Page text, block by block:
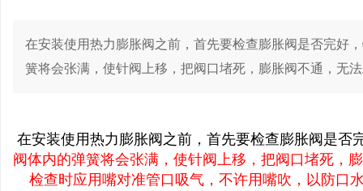
在安装使用热力膨胀阀之前，首先要检查膨胀阀是否完好
簧将会张满，使针阀上移，把阀口堵死，膨胀阀不通，无
在安装使用热力膨胀阀之前，首先要检查膨胀阀是否
阀体内的弹簧将会张满，使针阀上移，把阀口堵死，
检查时应用嘴对准管口吸气，不许用嘴吹，以防口